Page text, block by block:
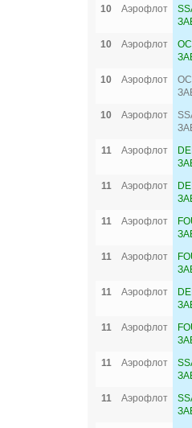
10
Аэрофлот
10
Аэрофлот
10
Аэрофлот
10
Аэрофлот
11
Аэрофлот
11
Аэрофлот
11
Аэрофлот
11
Аэрофлот
11
Аэрофлот
11
Аэрофлот
11
Аэрофлот
11
Аэрофлот